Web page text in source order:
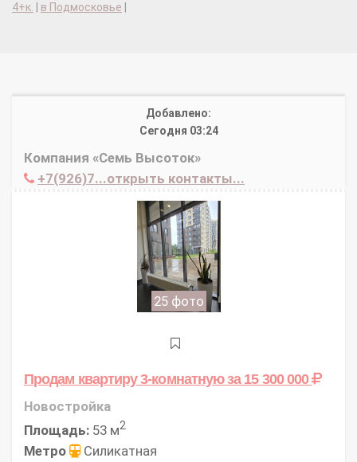
4+к.
в Подмосковье
Добавлено:
Сегодня 03:24
Компания «Семь Высоток»
+7(926)7...открыть контакты...
25 фото
Продам квартиру 3-комнатнуюза 15 300 000
Новостройка
Площадь: 53 м2
Метро
Силикатная